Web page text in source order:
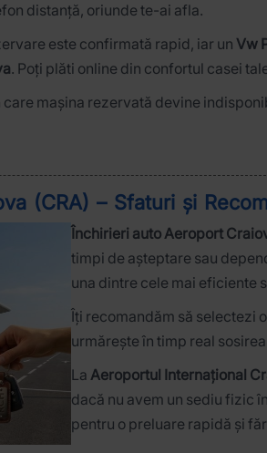
distanță, oriunde te-ai afla.
este confirmată rapid, iar un Vw
. Poți plăti online din confortul casei
mașina rezervată devine
(CRA) – Sfaturi și
Închirieri auto Aeroport
timpi de așteptare sau
una dintre cele mai eficiente
Îți recomandăm să selectezi
urmărește în timp real
La Aeroportul Internațional
dacă nu avem un sediu fizic
pentru o preluare rapidă și